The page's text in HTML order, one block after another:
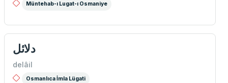
Müntehab-ı Lugat-ı Osmaniye
دلائل
delâil
Osmanlıca İmla Lügati